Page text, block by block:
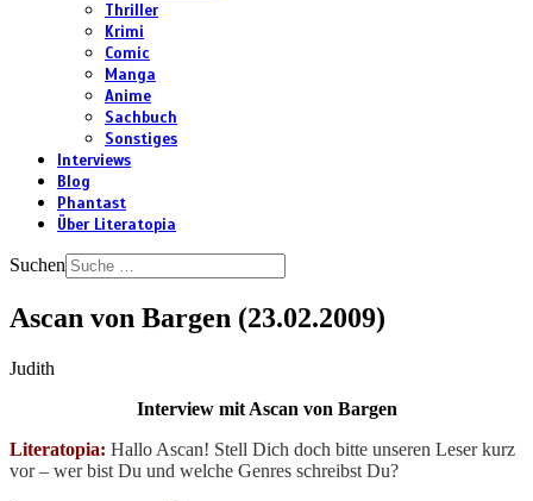
Thriller
Krimi
Comic
Manga
Anime
Sachbuch
Sonstiges
Interviews
Blog
Phantast
Über Literatopia
Suchen
Ascan von Bargen (23.02.2009)
Judith
Interview mit Ascan von Bargen
Literatopia: Hallo Ascan! Stell Dich doch bitte unseren Leser kurz
vor – wer bist Du und welche Genres schreibst Du?